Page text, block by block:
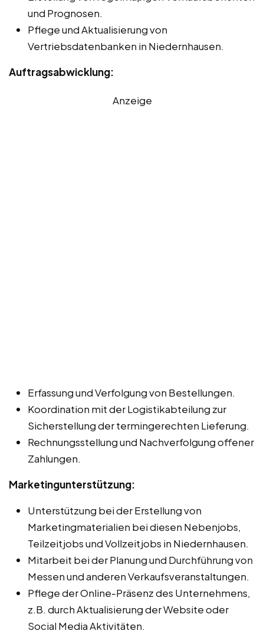
und Prognosen.
Pflege und Aktualisierung von
Vertriebsdatenbanken in Niedernhausen.
Auftragsabwicklung:
Anzeige
Erfassung und Verfolgung von Bestellungen.
Koordination mit der Logistikabteilung zur
Sicherstellung der termingerechten Lieferung.
Rechnungsstellung und Nachverfolgung offener
Zahlungen.
Marketingunterstützung:
Unterstützung bei der Erstellung von
Marketingmaterialien bei diesen Nebenjobs,
Teilzeitjobs und Vollzeitjobs in Niedernhausen.
Mitarbeit bei der Planung und Durchführung von
Messen und anderen Verkaufsveranstaltungen.
Pflege der Online-Präsenz des Unternehmens,
z.B. durch Aktualisierung der Website oder
Social Media Aktivitäten.